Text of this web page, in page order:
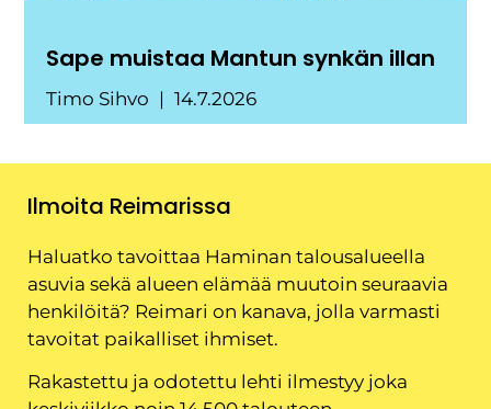
Sape muistaa Mantun synkän illan
Timo Sihvo 14.7.2026
Ilmoita Reimarissa
Haluatko tavoittaa Haminan talousalueella
asuvia sekä alueen elämää muutoin seuraavia
henkilöitä? Reimari on kanava, jolla varmasti
tavoitat paikalliset ihmiset.
Rakastettu ja odotettu lehti ilmestyy joka